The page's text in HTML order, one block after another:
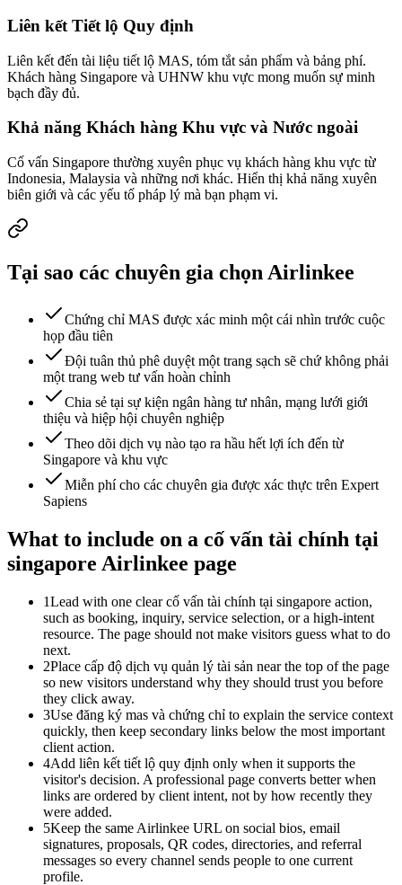
Liên kết Tiết lộ Quy định
Liên kết đến tài liệu tiết lộ MAS, tóm tắt sản phẩm và bảng phí.
Khách hàng Singapore và UHNW khu vực mong muốn sự minh
bạch đầy đủ.
Khả năng Khách hàng Khu vực và Nước ngoài
Cố vấn Singapore thường xuyên phục vụ khách hàng khu vực từ
Indonesia, Malaysia và những nơi khác. Hiển thị khả năng xuyên
biên giới và các yếu tố pháp lý mà bạn phạm vi.
Tại sao các chuyên gia chọn Airlinkee
Chứng chỉ MAS được xác minh một cái nhìn trước cuộc
họp đầu tiên
Đội tuân thủ phê duyệt một trang sạch sẽ chứ không phải
một trang web tư vấn hoàn chỉnh
Chia sẻ tại sự kiện ngân hàng tư nhân, mạng lưới giới
thiệu và hiệp hội chuyên nghiệp
Theo dõi dịch vụ nào tạo ra hầu hết lợi ích đến từ
Singapore và khu vực
Miễn phí cho các chuyên gia được xác thực trên Expert
Sapiens
What to include on a cố vấn tài chính tại
singapore Airlinkee page
1Lead with one clear cố vấn tài chính tại singapore action,
such as booking, inquiry, service selection, or a high-intent
resource. The page should not make visitors guess what to do
next.
2Place cấp độ dịch vụ quản lý tài sản near the top of the page
so new visitors understand why they should trust you before
they click away.
3Use đăng ký mas và chứng chỉ to explain the service context
quickly, then keep secondary links below the most important
client action.
4Add liên kết tiết lộ quy định only when it supports the
visitor's decision. A professional page converts better when
links are ordered by client intent, not by how recently they
were added.
5Keep the same Airlinkee URL on social bios, email
signatures, proposals, QR codes, directories, and referral
messages so every channel sends people to one current
profile.